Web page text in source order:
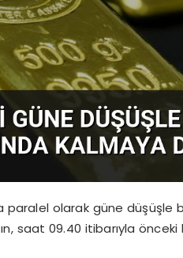
paralel olarak güne düşüşle
saat 09.40 itibarıyla önceki